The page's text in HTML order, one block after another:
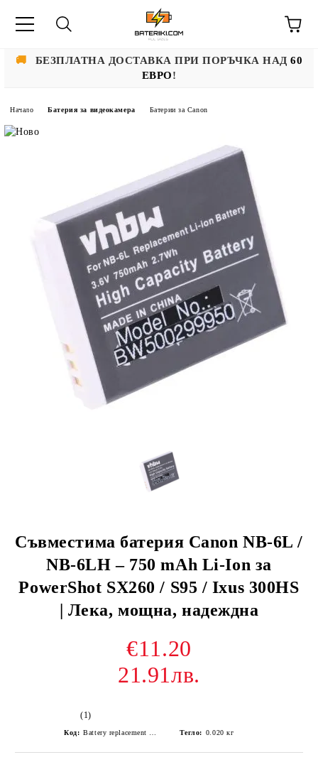
🚚 БЕЗПЛАТНА ДОСТАВКА ПРИ ПОРЪЧКА НАД60
ЕВРО!
Начало Батерия за видеокамера Батерии за Canon
Съвместима батерия Canon NB-6L /
NB-6LH – 750 mAh Li-Ion за
PowerShot SX260 / S95 / Ixus 300HS
| Лека, мощна, надеждна
€11.20
21.91лв.
(1)
Код: Тегло: 0.020 кг